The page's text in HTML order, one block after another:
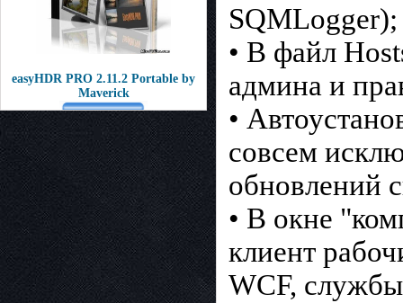
easyHDR PRO 2.11.2 Portable by
Maverick
SQMLogger);
• В файл
админа и
•
совсем
обновлений
• В окне
клиент
WCF,